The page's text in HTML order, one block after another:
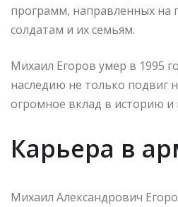
программ, направленных
солдатам и их семьям.
Михаил Егоров умер в 1995
наследию не только подвиг
огромное вклад в историю и
Карьера в
Михаил Александрович